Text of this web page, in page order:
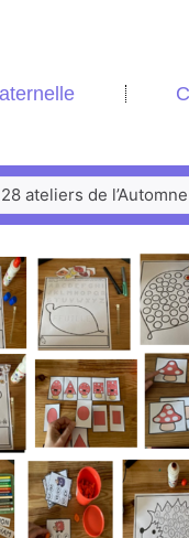
28 ateliers de l’Automne